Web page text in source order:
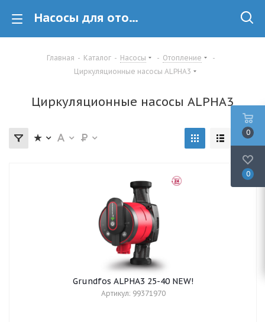
Насосы для отопления купить в Минске
Главная - Каталог - Насосы - Отопление
-
Циркуляционные насосы ALPHA3
Циркуляционные насосы ALPHA3
Grundfos ALPHA3 25-40 NEW!
Артикул: 99371970
0
0